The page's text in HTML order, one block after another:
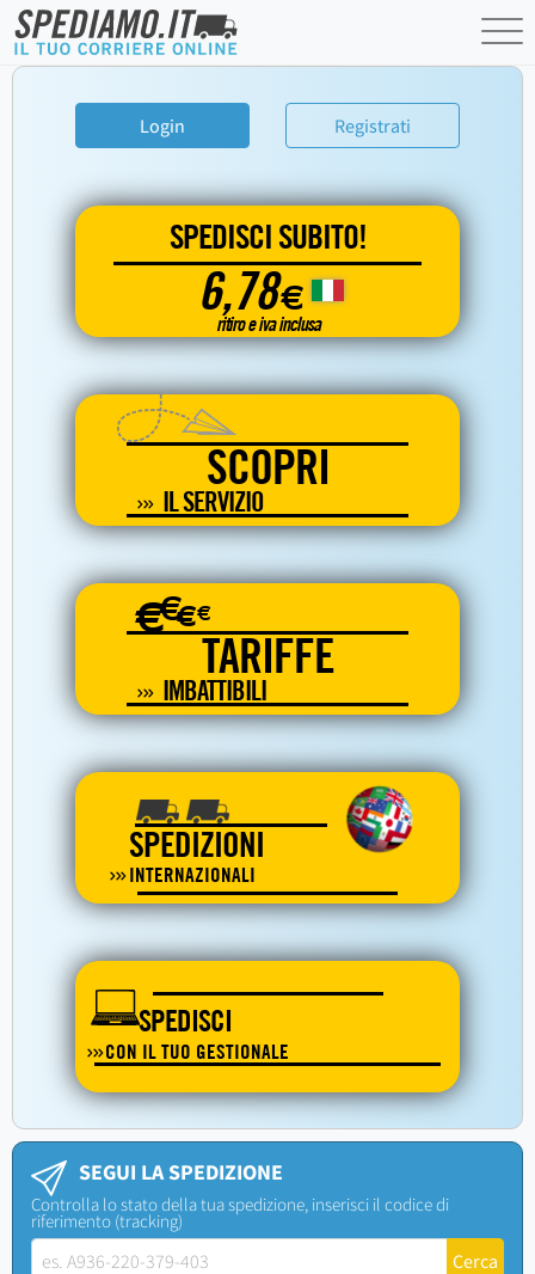
Login Registrati
SPEDISCI SUBITO!
6,78€
ritiro e iva inclusa
SCOPRI
IL SERVIZIO
€€€€
TARIFFE
IMBATTIBILI
SPEDIZIONI
INTERNAZIONALI
SPEDISCI
CON IL TUO GESTIONALE
SEGUI LA SPEDIZIONE
Controlla lo stato della tua spedizione, inserisci il codice di
riferimento (tracking)